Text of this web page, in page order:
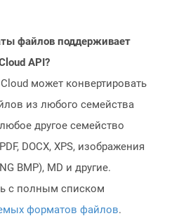
файлов поддерживает
API?
может конвертировать
из любого семейства
другое семейство
DOCX, XPS, изображения
BMP), MD и другие.
с полным списком
форматов файлов.